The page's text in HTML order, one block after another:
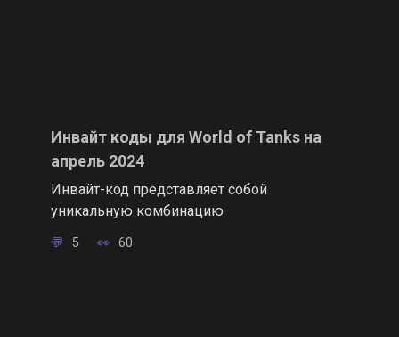
Инвайт коды для World of Tanks на
апрель 2024
Инвайт-код представляет собой
уникальную комбинацию
5 60